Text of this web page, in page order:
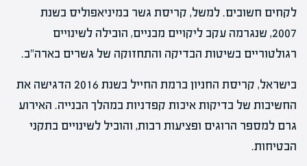
לקחים חשובים. למשל, קריסת גשר במיניאפוליס בשנת
2007, שנגרמה עקב ליקויים מבניים, הובילה לשינויים
רגולטוריים בשיטות הבדיקה והתחזוקה של גשרים בארה"ב.
בישראל, קריסת החניון ברמת החייל בשנת 2016 הדגישה את
החשיבות של בדיקות איכות קפדניות במהלך הבנייה. האירוע
גרם למספר הרוגים ופציעות רבות, והוביל לשינויים בתקני
הבטיחות.